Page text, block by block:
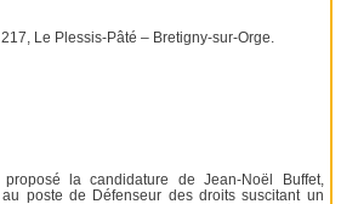
Le Plessis-Pâté – Bretigny-sur-Orge.
la candidature de Jean-Noël Buffet,
poste de Défenseur des droits suscitant un